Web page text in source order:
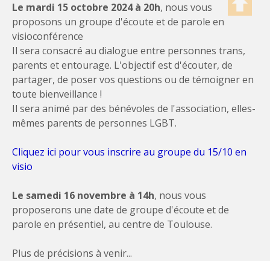
Le mardi 15 octobre 2024 à 20h, nous vous
proposons un groupe d'écoute et de parole en
visioconférence
Il sera consacré au dialogue entre personnes trans,
parents et entourage. L'objectif est d'écouter, de
partager, de poser vos questions ou de témoigner en
toute bienveillance !
Il sera animé par des bénévoles de l'association, elles-
mêmes parents de personnes LGBT.
Cliquez ici pour vous inscrire au groupe du 15/10 en
visio
Le samedi 16 novembre à 14h, nous vous
proposerons une date de groupe d'écoute et de
parole en présentiel, au centre de Toulouse.
Plus de précisions à venir...